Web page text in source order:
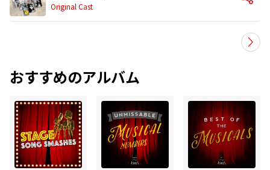
Original Cast
おすすめのアルバム